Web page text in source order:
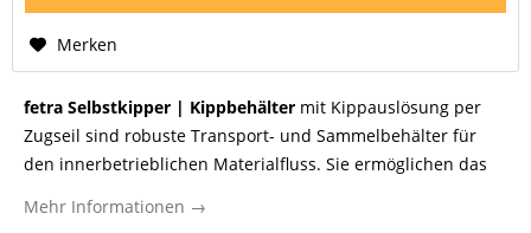
Merken
fetra Selbstkipper | Kippbehälter mit Kippauslösung per
Zugseil sind robuste Transport- und Sammelbehälter für
den innerbetrieblichen Materialfluss. Sie ermöglichen das
Mehr Informationen →